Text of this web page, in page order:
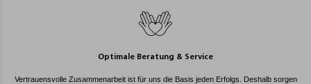
Optimale Beratung & Service
Vertrauensvolle Zusammenarbeit ist für uns die Basis jeden Erfolgs. Deshalb sorgen